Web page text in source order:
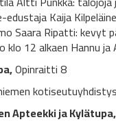
edustaja Kaija
Saara Ripatti:
klo 12 alkaen Hannu
Opinraitti 8
Apteekki ja Kylätupa,